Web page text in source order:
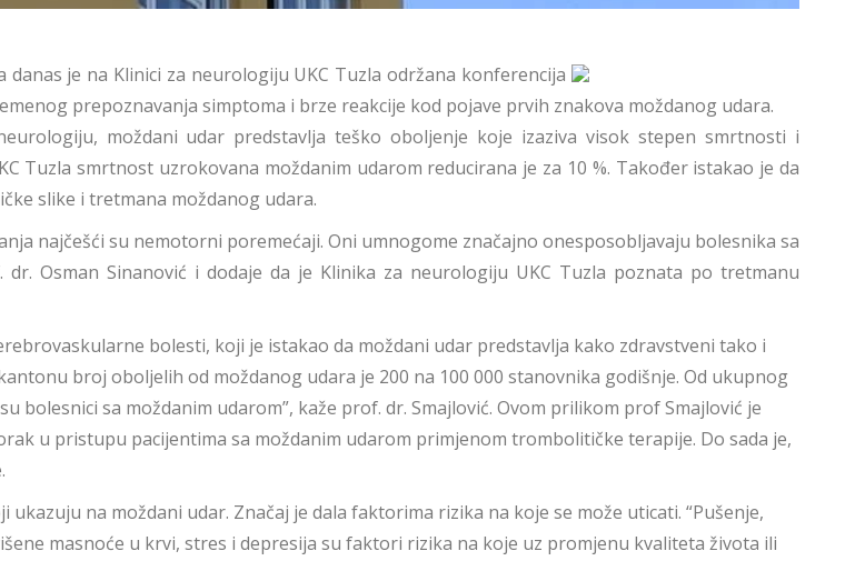
je na Klinici za neurologiju UKC Tuzla održana konferencija
prepoznavanja simptoma i brze reakcije kod pojave prvih znakova moždanog udara.
moždani udar predstavlja teško oboljenje koje izaziva visok stepen smrtnosti i
Tuzla smrtnost uzrokovana moždanim udarom reducirana je za 10 %. Također istakao je da
slike i tretmana moždanog udara.
najčešći su nemotorni poremećaji. Oni umnogome značajno onesposobljavaju bolesnika sa
Osman Sinanović i dodaje da je Klinika za neurologiju UKC Tuzla poznata po tretmanu
bolesti, koji je istakao da moždani udar predstavlja kako zdravstveni tako i
broj oboljelih od moždanog udara je 200 na 100 000 stanovnika godišnje. Od ukupnog
sa moždanim udarom”, kaže prof. dr. Smajlović. Ovom prilikom prof Smajlović je
u pristupu pacijentima sa moždanim udarom primjenom trombolitičke terapije. Do sada je,
na moždani udar. Značaj je dala faktorima rizika na koje se može uticati. “Pušenje,
masnoće u krvi, stres i depresija su faktori rizika na koje uz promjenu kvaliteta života ili